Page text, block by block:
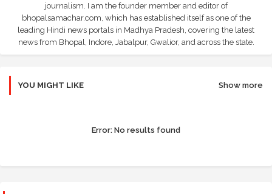
journalism. I am the founder member and editor of
bhopalsamachar.com, which has established itself as one of the
leading Hindi news portals in Madhya Pradesh, covering the latest
news from Bhopal, Indore, Jabalpur, Gwalior, and across the state.
YOU MIGHT LIKE Show more
Error: No results found